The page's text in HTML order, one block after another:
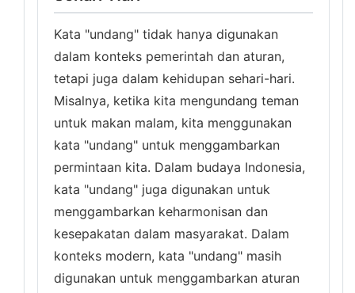
Kata "undang" tidak hanya digunakan
dalam konteks pemerintah dan aturan,
tetapi juga dalam kehidupan sehari-hari.
Misalnya, ketika kita mengundang teman
untuk makan malam, kita menggunakan
kata "undang" untuk menggambarkan
permintaan kita. Dalam budaya Indonesia,
kata "undang" juga digunakan untuk
menggambarkan keharmonisan dan
kesepakatan dalam masyarakat. Dalam
konteks modern, kata "undang" masih
digunakan untuk menggambarkan aturan